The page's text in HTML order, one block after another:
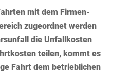
mit dem Firmen-
zugeordnet werden
die Unfallkosten
teilen, kommt es
Fahrt dem betrieblichen